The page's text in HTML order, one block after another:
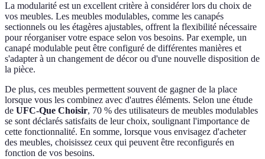
La modularité est un excellent critère à considérer lors du choix de
vos meubles. Les meubles modulables, comme les canapés
sectionnels ou les étagères ajustables, offrent la flexibilité nécessaire
pour réorganiser votre espace selon vos besoins. Par exemple, un
canapé modulable peut être configuré de différentes manières et
s'adapter à un changement de décor ou d'une nouvelle disposition de
la pièce.
De plus, ces meubles permettent souvent de gagner de la place
lorsque vous les combinez avec d'autres éléments. Selon une étude
de UFC-Que Choisir, 70 % des utilisateurs de meubles modulables
se sont déclarés satisfaits de leur choix, soulignant l'importance de
cette fonctionnalité. En somme, lorsque vous envisagez d'acheter
des meubles, choisissez ceux qui peuvent être reconfigurés en
fonction de vos besoins.